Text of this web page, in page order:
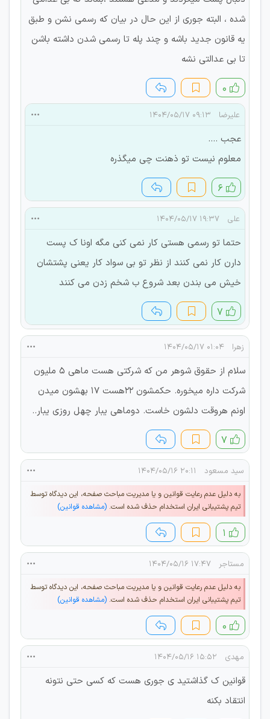
شده ، البته جوری از این حال در بیان که رسمی نشن و طبق
یه قانون جدید باشه و چند پله تا رسمی شدن داشته باشن
تا بی عدالتی نشه
۰
علیرضا ۰۹:۱۳ ۱۴۰۴/۰۵/۱۷
عجب ....
معلوم نیست تو ذهنت چی میگذره
۶
علی ۱۹:۳۷ ۱۴۰۴/۰۵/۱۷
حتما تو رسمی هستی کار نمی کنی مگه اونا ک پست
دارن کار نمی کنند از نظر تو بی سواد کار یعنی پشتشان
خیش می بندن بعد شروع ب شخم زدن می کنند
۷
زهرا ۰۱:۰۴ ۱۴۰۴/۰۵/۱۷
سلام از حقوق شوهر من که شرکتی هست ماهی ۵ ملیون
شرکت داره میخوره. حکمشون ۲۲هست ۱۷ بهشون میدن
اونم هروقت دلشون خاست. دوماهی یبار چهل روزی یبار..
۷
سید مسعود ۲۰:۱۱ ۱۴۰۴/۰۵/۱۶
به دلیل عدم رعایت قوانین و یا مدیریت مباحث صفحه، این دیدگاه توسط
تیم پشتیبانی ایران استخدام حذف شده است. (مشاهده قوانین)
۱
مستاجر ۱۷:۴۷ ۱۴۰۴/۰۵/۱۶
به دلیل عدم رعایت قوانین و یا مدیریت مباحث صفحه، این دیدگاه توسط
تیم پشتیبانی ایران استخدام حذف شده است. (مشاهده قوانین)
۰
مهدی ۱۵:۵۲ ۱۴۰۴/۰۵/۱۶
قوانین ک گذاشتید ی جوری هست که کسی حتی نتونه
انتقاد بکنه